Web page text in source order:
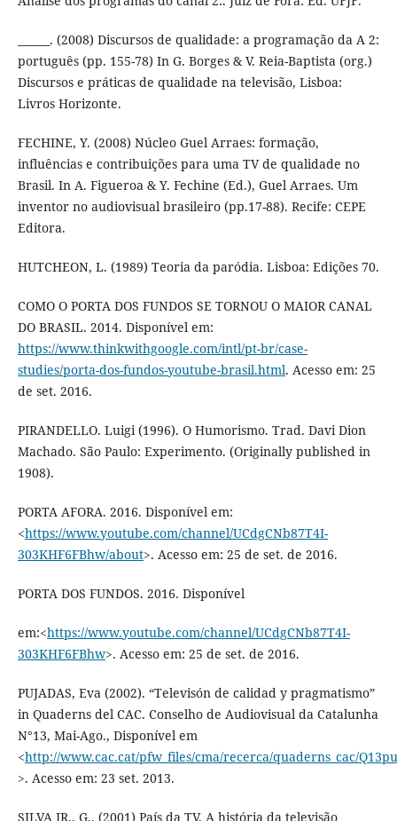
______. (2008) Discursos de qualidade: a programação da A 2:
português (pp. 155-78) In G. Borges & V. Reia-Baptista (org.)
Discursos e práticas de qualidade na televisão, Lisboa:
Livros Horizonte.
FECHINE, Y. (2008) Núcleo Guel Arraes: formação,
influências e contribuições para uma TV de qualidade no
Brasil. In A. Figueroa & Y. Fechine (Ed.), Guel Arraes. Um
inventor no audiovisual brasileiro (pp.17-88). Recife: CEPE
Editora.
HUTCHEON, L. (1989) Teoria da paródia. Lisboa: Edições 70.
COMO O PORTA DOS FUNDOS SE TORNOU O MAIOR CANAL
DO BRASIL. 2014. Disponível em:
https://www.thinkwithgoogle.com/intl/pt-br/case-
studies/porta-dos-fundos-youtube-brasil.html. Acesso em: 25
de set. 2016.
PIRANDELLO. Luigi (1996). O Humorismo. Trad. Davi Dion
Machado. São Paulo: Experimento. (Originally published in
1908).
PORTA AFORA. 2016. Disponível em:
<https://www.youtube.com/channel/UCdgCNb87T4I-
303KHF6FBhw/about>. Acesso em: 25 de set. de 2016.
PORTA DOS FUNDOS. 2016. Disponível
em:<https://www.youtube.com/channel/UCdgCNb87T4I-
303KHF6FBhw>. Acesso em: 25 de set. de 2016.
PUJADAS, Eva (2002). “Televisón de calidad y pragmatismo”
in Quaderns del CAC. Conselho de Audiovisual da Catalunha
N°13, Mai-Ago., Disponível em
<http://www.cac.cat/pfw_files/cma/recerca/quaderns_cac/
>. Acesso em: 23 set. 2013.
SILVA JR., G.. (2001) País da TV. A história da televisão